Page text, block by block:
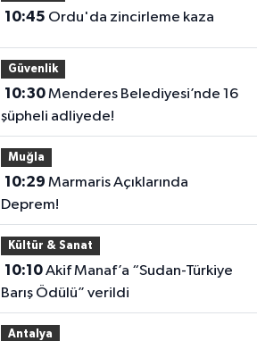
10:45 Ordu'da zincirleme kaza
Güvenlik
10:30Menderes Belediyesi’nde 16
şüpheli adliyede!
Muğla
10:29
Deprem!
Kültür & Sanat
10:10Akif Manaf’a “Sudan-Türkiye
Barış Ödülü” verildi
Antalya